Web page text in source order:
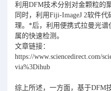
利用DFM技术分别对金颗粒的
同时，利用Fiji-ImageJ 2软件
理。*后，利用便携式拉曼光
属的快速检测。
文章链接：
https://www.sciencedirect.com/
via%3Dihub
综上所述，一方面，基于DFM